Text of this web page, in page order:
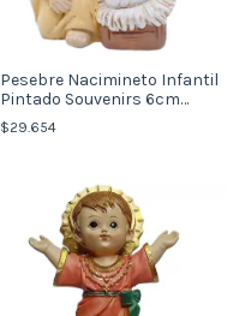
Pesebre Nacimineto Infantil
Pintado Souvenirs 6cm
(Italy)
$29.654